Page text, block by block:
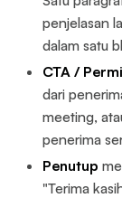
penjelasan
dalam satu
CTA /
dari
meeting,
penerima
Penutup
"Terima